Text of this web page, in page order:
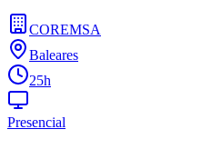
COREMSA
Baleares
25h
Presencial